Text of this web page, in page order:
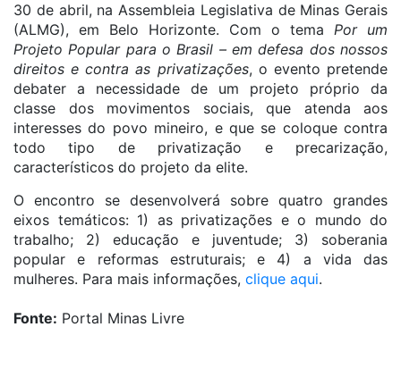
30 de abril, na Assembleia Legislativa de Minas Gerais
(ALMG), em Belo Horizonte. Com o tema Por um
Projeto Popular para o Brasil – em defesa dos nossos
direitos e contra as privatizações, o evento pretende
debater a necessidade de um projeto próprio da
classe dos movimentos sociais, que atenda aos
interesses do povo mineiro, e que se coloque contra
todo tipo de privatização e precarização,
característicos do projeto da elite.
O encontro se desenvolverá sobre quatro grandes
eixos temáticos: 1) as privatizações e o mundo do
trabalho; 2) educação e juventude; 3) soberania
popular e reformas estruturais; e 4) a vida das
mulheres. Para mais informações, clique aqui.
Fonte: Portal Minas Livre